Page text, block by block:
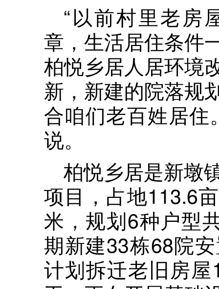
“以前村里老房
章，生活居住条件
柏悦乡居人居环境
新，新建的院落规
合咱们老百姓居住
说。
柏悦乡居是新墩
项目，占地113.6
米，规划6种户型
期新建33栋68院
计划拆迁老旧房